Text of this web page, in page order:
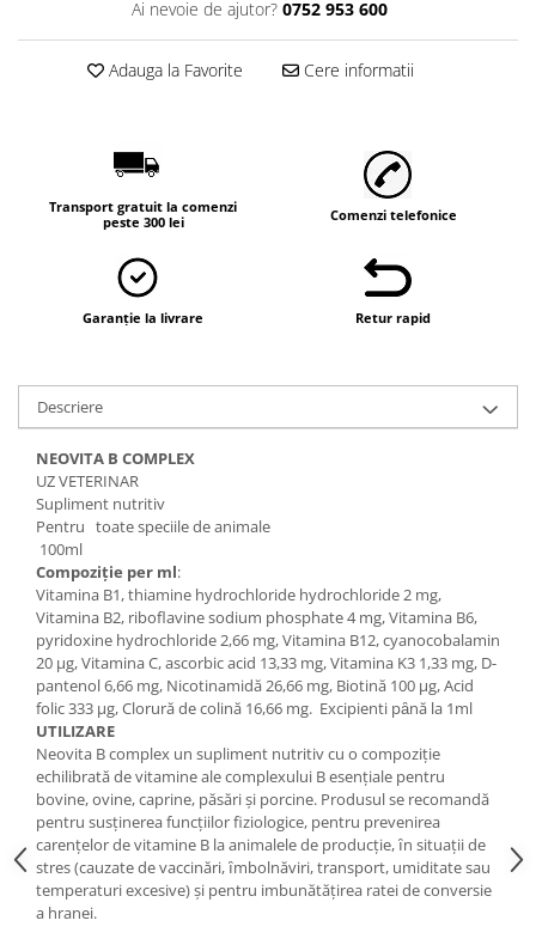
Incubatoare
Suplimente si produse de uz
Accesorii
Suplimente si produse de uz
veterinar
Vaci
Accesorii
Hrana (furaje)
Suplimente si produse de uz
veterinar
Oi şi capre
Accesorii
Alăptare
Hrana (furaje)
Suplimente si accesorii veterinare
Porumbei
Accesorii
Adapatori
Cuști de transport
Hrană (furaje)
Hrănitori
Ai nevoie de ajutor? 0752 953 600
Adauga la Favorite Cere informatii
Transport gratuit la comenzi
peste 300 lei
Comenzi telefonice
Garanție la livrare Retur rapid
Descriere
NEOVITA B COMPLEX
UZ VETERINAR
Supliment nutritiv
Pentru toate speciile de animale
100ml
Compoziţie per ml:
Vitamina B1, thiamine hydrochloride hydrochloride 2 mg,
Vitamina B2, riboflavine sodium phosphate 4 mg, Vitamina B6,
pyridoxine hydrochloride 2,66 mg, Vitamina B12, cyanocobalamin
20 µg, Vitamina C, ascorbic acid 13,33 mg, Vitamina K3 1,33 mg, D-
pantenol 6,66 mg, Nicotinamidă 26,66 mg, Biotină 100 µg, Acid
folic 333 µg, Clorură de colină 16,66 mg. Excipienti pȃnă la 1ml
UTILIZARE
Neovita B complex un supliment nutritiv cu o compoziţie
echilibrată de vitamine ale complexului B esenţiale pentru
bovine, ovine, caprine, păsări şi porcine. Produsul se recomandă
pentru susţinerea funcţiilor fiziologice, pentru prevenirea
carenţelor de vitamine B la animalele de producţie, ȋn situaţii de
stres (cauzate de vaccinări, ȋmbolnăviri, transport, umiditate sau
temperaturi excesive) şi pentru imbunătăţirea ratei de conversie
a hranei.